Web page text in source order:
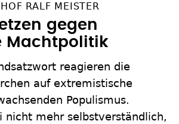
RALF MEISTER
gegen
Machtpolitik
reagieren die
auf extremistische
Populismus.
nicht mehr selbstverständlich,